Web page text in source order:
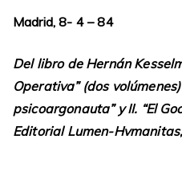
Madrid, 8- 4 – 84
Del libro de Hernán
Operativa” (dos
psicoargonauta” y II. “El
Editorial Lumen-